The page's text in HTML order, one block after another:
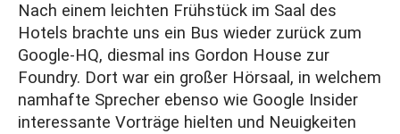
Nach einem leichten Frühstück im Saal des
Hotels brachte uns ein Bus wieder zurück zum
Google-HQ, diesmal ins Gordon House zur
Foundry. Dort war ein großer Hörsaal, in welchem
namhafte Sprecher ebenso wie Google Insider
interessante Vorträge hielten und Neuigkeiten